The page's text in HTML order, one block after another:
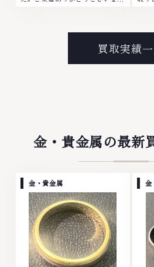
ブランド衣類 お酒買取りのこと
なら、お任せくださいなかでも
金・プラチナ等のアクセサリー・
貴金属・宝石・ダイヤモンド・ジ
実現しており、他店ではお値段の
軽にご連絡ください。TEL:
0120-959-764営業時間: 10:00
～19:00定休日: 年中無休
モン
お酒
ださ
アク
の高
定し
い。
時
無休
買取実績
金・貴金属の最新
金・貴金属 金